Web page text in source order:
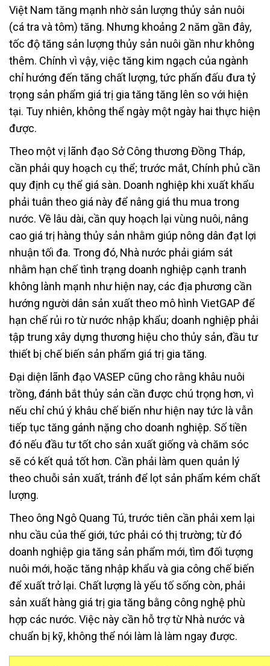
Việt Nam tăng mạnh nhờ sản lượng thủy sản nuôi
(cá tra và tôm) tăng. Nhưng khoảng 2 năm gần đây,
tốc độ tăng sản lượng thủy sản nuôi gần như không
thêm. Chính vì vậy, việc tăng kim ngạch của ngành
chỉ hướng đến tăng chất lượng, tức phấn đấu đưa tỷ
trọng sản phẩm giá trị gia tăng tăng lên so với hiện
tại. Tuy nhiên, không thể ngày một ngày hai thực hiện
được.
Theo một vị lãnh đạo Sở Công thương Đồng Tháp,
cần phải quy hoạch cụ thể; trước mắt, Chính phủ cần
quy định cụ thể giá sàn. Doanh nghiệp khi xuất khẩu
phải tuân theo giá này để nâng giá thu mua trong
nước. Về lâu dài, cần quy hoạch lại vùng nuôi, nâng
cao giá trị hàng thủy sản nhằm giúp nông dân đạt lợi
nhuận tối đa. Trong đó, Nhà nước phải giám sát
nhằm hạn chế tình trạng doanh nghiệp cạnh tranh
không lành mạnh như hiện nay, các địa phương cần
hướng người dân sản xuất theo mô hình VietGAP để
hạn chế rủi ro từ nước nhập khẩu; doanh nghiệp phải
tập trung xây dựng thương hiệu cho thủy sản, đầu tư
thiết bị chế biến sản phẩm giá trị gia tăng.
Đại diện lãnh đạo VASEP cũng cho rằng khâu nuôi
trồng, đánh bắt thủy sản cần được chú trọng hơn, vì
nếu chỉ chú ý khâu chế biến như hiện nay tức là vẫn
tiếp tục tăng gánh nặng cho doanh nghiệp. Số tiền
đó nếu đầu tư tốt cho sản xuất giống và chăm sóc
sẽ có kết quả tốt hơn. Cần phải làm quen quản lý
theo chuỗi sản xuất, tránh để lọt sản phẩm kém chất
lượng.
Theo ông Ngô Quang Tú, trước tiên cần phải xem lại
nhu cầu của thế giới, tức phải có thị trường; từ đó
doanh nghiệp gia tăng sản phẩm mới, tìm đối tượng
nuôi mới, hoặc tăng nhập khẩu và gia công chế biến
để xuất trở lại. Chất lượng là yếu tố sống còn, phải
sản xuất hàng giá trị gia tăng bằng công nghệ phù
hợp các nước. Việc này cần hỗ trợ từ Nhà nước và
chuẩn bị kỹ, không thể nói làm là làm ngay được.